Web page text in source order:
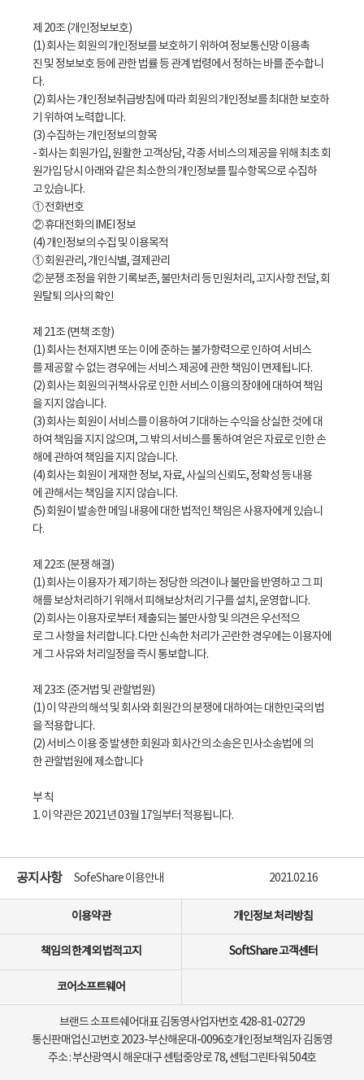
제 20조 (개인정보보호)
(1) 회사는 회원의 개인정보를 보호하기 위하여 정보통신망 이용촉
진 및 정보보호 등에 관한 법률 등 관계 법령에서 정하는 바를 준수합니
다.
(2) 회사는 개인정보취급방침에 따라 회원의 개인정보를 최대한 보호하
기 위하여 노력합니다.
(3) 수집하는 개인정보의 항목
- 회사는 회원가입, 원활한 고객상담, 각종 서비스의 제공을 위해 최초 회
원가입 당시 아래와 같은 최소한의 개인정보를 필수항목으로 수집하
고 있습니다.
① 전화번호
② 휴대전화의 IMEI 정보
(4) 개인정보의 수집 및 이용목적
① 회원관리, 개인식별, 결제관리
② 분쟁 조정을 위한 기록보존, 불만처리 등 민원처리, 고지사항 전달, 회
원탈퇴 의사의 확인
제 21조 (면책 조항)
(1) 회사는 천재지변 또는 이에 준하는 불가항력으로 인하여 서비스
를 제공할 수 없는 경우에는 서비스 제공에 관한 책임이 면제됩니다.
(2) 회사는 회원의 귀책사유로 인한 서비스 이용의 장애에 대하여 책임
을 지지 않습니다.
(3) 회사는 회원이 서비스를 이용하여 기대하는 수익을 상실한 것에 대
하여 책임을 지지 않으며, 그 밖의 서비스를 통하여 얻은 자료로 인한 손
해에 관하여 책임을 지지 않습니다.
(4) 회사는 회원이 게재한 정보, 자료, 사실의 신뢰도, 정확성 등 내용
에 관해서는 책임을 지지 않습니다.
(5) 회원이 발송한 메일 내용에 대한 법적인 책임은 사용자에게 있습니
다.
제 22조 (분쟁 해결)
(1) 회사는 이용자가 제기하는 정당한 의견이나 불만을 반영하고 그 피
해를 보상처리하기 위해서 피해보상처리 기구를 설치, 운영합니다.
(2) 회사는 이용자로부터 제출되는 불만사항 및 의견은 우선적으
로 그 사항을 처리합니다. 다만 신속한 처리가 곤란한 경우에는 이용자에
게 그 사유와 처리일정을 즉시 통보합니다.
제 23조 (준거법 및 관할법원)
(1) 이 약관의 해석 및 회사와 회원간의 분쟁에 대하여는 대한민국의 법
을 적용합니다.
(2) 서비스 이용 중 발생한 회원과 회사간의 소송은 민사소송법에 의
한 관할법원에 제소합니다
부 칙
1. 이 약관은 2021년 03월 17일부터 적용됩니다.
공지사항
SofeShare 이용안내
2021.02.16
SofeShare 이용안내2
2021.02.16
회원가입 후 언제든지 무료다운로드가 가능합니다 많이 이용해주세요
2021.02.16
이용약관 개인정보 처리방침
책임의 한계외 법적고지 SoftShare 고객센터
코어소프트웨어
브랜드 소프트쉐어대표 김동영사업자번호 428-81-02729
통신판매업신고번호 2023-부산해운대-0096호개인정보책임자 김동영
주소 : 부산광역시 해운대구 센텀중앙로 78, 센텀그린타워 504호